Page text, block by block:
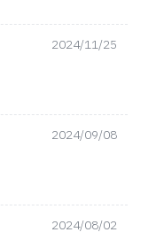
2024/11/25
2024/09/08
2024/08/02